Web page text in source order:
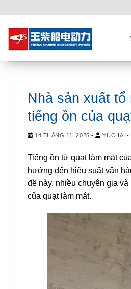
content
Nhà sản xuất
tiếng ồn của
14 THÁNG 11, 2025 - YUCHAI -
Tiếng ồn từ quạt làm mát
hưởng đến hiệu suất vận
đề này, nhiều chuyên gia
của quạt làm mát.